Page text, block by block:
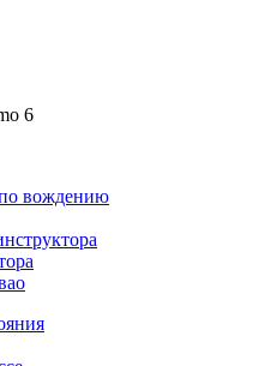
6
вождению